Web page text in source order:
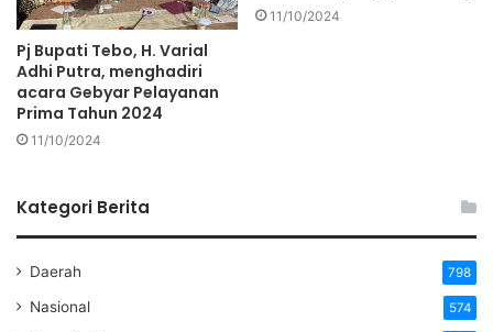
Pj Bupati Tebo, H. Varial
Adhi Putra, menghadiri
acara Gebyar Pelayanan
Prima Tahun 2024
11/10/2024
11/10/2024
Kategori Berita
Daerah 798
Nasional 574